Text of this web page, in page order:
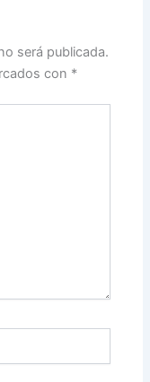
será publicada.
con *